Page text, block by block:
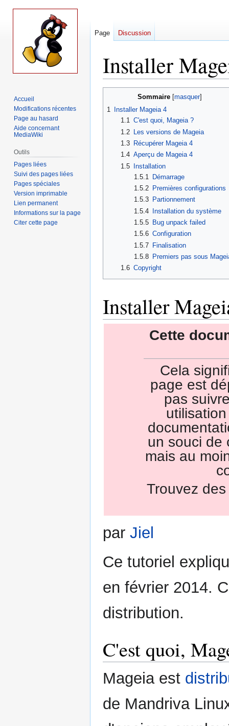
Installer
Sommaire
1
Installer Mageia 4
1.1 C'est quoi, Mageia ?
1.2
Les versions de Mageia
1.3
Récupérer Mageia 4
1.4 Aperçu de Mageia 4
1.5
Installation
1.5.1
Démarrage
1.5.2 Premières configurations
1.5.3 Partionnement
1.5.4 Installation du système
1.5.5 Bug unpack failed
1.5.6 Configuration
1.5.7 Finalisation
1.5.8 Premiers pas sous
1.6 Copyright
Installer
Cette
Cela
page est
pas
un souci de
mais au
Trouvez
par Jiel
Ce tutoriel
en février 2014.
distribution.
C'est quoi,
Mageia est
de Mandriva
Page Discussion
Accueil
Modifications récentes
Page au hasard
Aide concernant
MediaWiki
Outils
Pages liées
Suivi des pages liées
Pages spéciales
Version imprimable
Lien permanent
Informations sur la page
Citer cette page